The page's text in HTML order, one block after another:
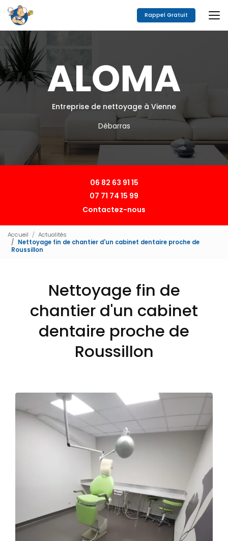
Aller
au
contenu
principal
Rappel Gratuit
Entreprise de nettoyage à Vienne
Débarras
06 82 63 91 15
07 71 74 15 99
Contactez-nous
Accueil
Actualités
Nettoyage fin de chantier d'un cabinet dentaire proche de
Roussillon
Nettoyage fin de
chantier d'un cabinet
dentaire proche de
Roussillon